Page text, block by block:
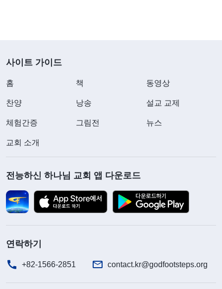
진리를 얻지 못하고 눈치가 보인다면서 압박감과 고
통을 느끼는 걸까요? 그런 사람은 진리를 깨닫고 얻
는 것에 집중하지 않아요. 그래서 아무런 도움도 얻
을 어겼기 때문인데 전혀 스스로를 반성하지 않고 오
히려 소극적인 자세로 게으름을 피운다면, 그건 진리
를 받아들이지 않는 거고, 진리에 맞서고 진리를 거
역하는 것이니, 성질이 심각한 거예요.” 리더의 교제
를 듣고 그제서야 책망과 훈계, 그리고 진리를 받아
사이트 가이드
홈 책 동영상
찬양 낭송 설교 교제
체험간증 그림전 뉴스
교회 소개
전능하신 하나님 교회 앱 다운로드
연락하기
+82-1566-2851 contact.kr@godfootsteps.org